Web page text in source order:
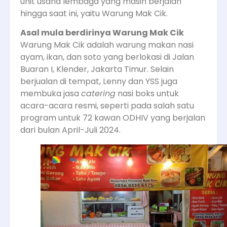
hingga saat ini, yaitu Warung Mak Cik.
Asal mula berdirinya Warung Mak Cik
Warung Mak Cik adalah warung makan nasi
ayam, ikan, dan soto yang berlokasi di Jalan
Buaran I, Klender, Jakarta Timur. Selain
berjualan di tempat, Lenny dan YSS juga
membuka jasa catering nasi boks untuk
acara-acara resmi, seperti pada salah satu
program untuk 72 kawan ODHIV yang berjalan
dari bulan April-Juli 2024.